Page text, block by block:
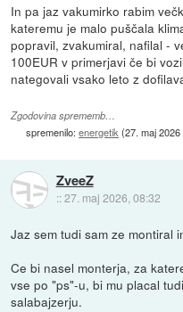
In pa jaz vakumirko rabim
kateremu je malo puščala
popravil, zvakumiral, nafilal -
100EUR v primerjavi če bi
nategovali vsako leto z
Zgodovina sprememb…
spremenilo:energetik (27. maj
ZveeZ
::27. maj 2026, 08:32
Jaz sem tudi sam ze montiral
Ce bi nasel monterja, za
vse po "ps"-u, bi mu placal
salabajzerju.